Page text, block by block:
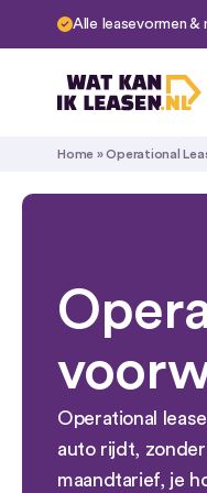
Alle leasevormen &
Home »Operational
Operational
auto rijdt,
maandtarief, je